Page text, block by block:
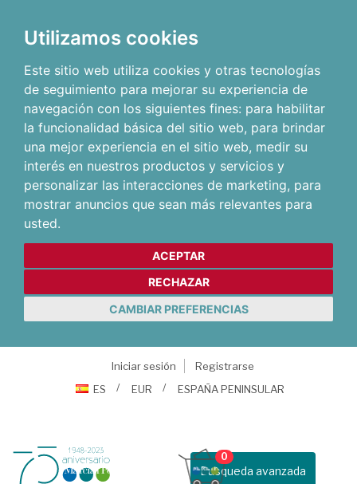
Utilizamos cookies
Este sitio web utiliza cookies y otras tecnologías
de seguimiento para mejorar su experiencia de
navegación con los siguientes fines: para habilitar
la funcionalidad básica del sitio web, para brindar
una mejor experiencia en el sitio web, medir su
interés en nuestros productos y servicios y
personalizar las interacciones de marketing, para
mostrar anuncios que sean más relevantes para
usted.
ACEPTAR
RECHAZAR
CAMBIAR PREFERENCIAS
Iniciar sesión
Registrarse
ES
EUR ESPAÑA PENINSULAR
Busqueda avanzada
0